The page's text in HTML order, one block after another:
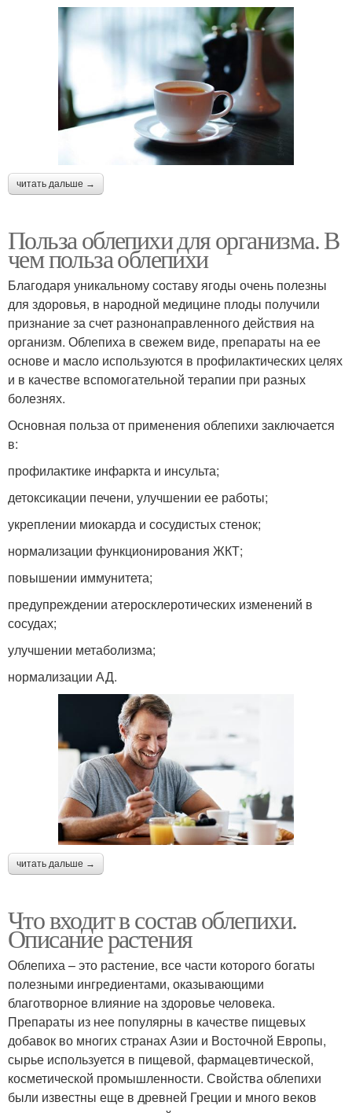
читать дальше →
Польза облепихи для организма. В
чем польза облепихи
Благодаря уникальному составу ягоды очень полезны
для здоровья, в народной медицине плоды получили
признание за счет разнонаправленного действия на
организм. Облепиха в свежем виде, препараты на ее
основе и масло используются в профилактических целях
и в качестве вспомогательной терапии при разных
болезнях.
Основная польза от применения облепихи заключается
в:
профилактике инфаркта и инсульта;
детоксикации печени, улучшении ее работы;
укреплении миокарда и сосудистых стенок;
нормализации функционирования ЖКТ;
повышении иммунитета;
предупреждении атеросклеротических изменений в
сосудах;
улучшении метаболизма;
нормализации АД.
читать дальше →
Что входит в состав облепихи.
Описание растения
Облепиха – это растение, все части которого богаты
полезными ингредиентами, оказывающими
благотворное влияние на здоровье человека.
Препараты из нее популярны в качестве пищевых
добавок во многих странах Азии и Восточной Европы,
сырье используется в пищевой, фармацевтической,
косметической промышленности. Свойства облепихи
были известны еще в древней Греции и много веков